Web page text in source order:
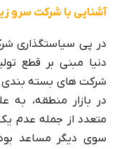
آشنایی با شرکت سرو
در پی سیاستگذاری
دنیا مبنی بر قطع
شرکت های بسته بندی
در بازار منطقه، به
متعدد از جمله عدم
سوی دیگر مساعد